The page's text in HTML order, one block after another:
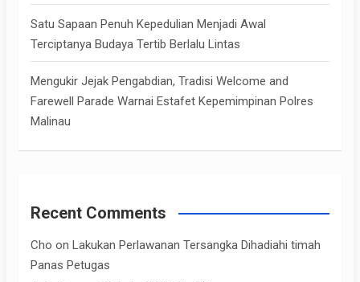
Satu Sapaan Penuh Kepedulian Menjadi Awal
Terciptanya Budaya Tertib Berlalu Lintas
Mengukir Jejak Pengabdian, Tradisi Welcome and
Farewell Parade Warnai Estafet Kepemimpinan Polres
Malinau
Recent Comments
Cho on Lakukan Perlawanan Tersangka Dihadiahi timah
Panas Petugas